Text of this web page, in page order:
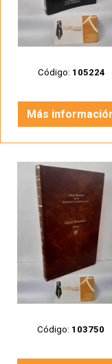
Código: 105224
Más
Código: 103750